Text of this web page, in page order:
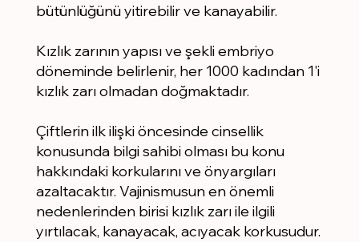
bütünlüğünü yitirebilir ve kanayabilir.
Kızlık zarının yapısı ve şekli embriyo
döneminde belirlenir, her 1000 kadından 1'i
kızlık zarı olmadan doğmaktadır.
Çiftlerin ilk ilişki öncesinde cinsellik
konusunda bilgi sahibi olması bu konu
hakkındaki korkularını ve önyargıları
azaltacaktır. Vajinismusun en önemli
nedenlerinden birisi kızlık zarı ile ilgili
yırtılacak, kanayacak, acıyacak korkusudur.